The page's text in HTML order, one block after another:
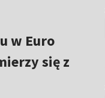
w Euro
się z